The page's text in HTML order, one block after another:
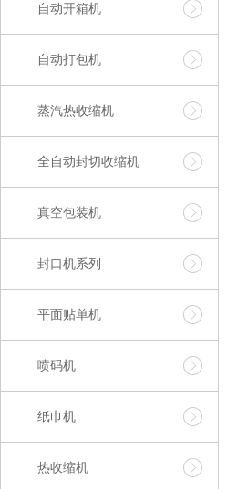
自动开箱机
自动打包机
蒸汽热收缩机
全自动封切收缩机
真空包装机
封口机系列
平面贴单机
喷码机
纸巾机
热收缩机